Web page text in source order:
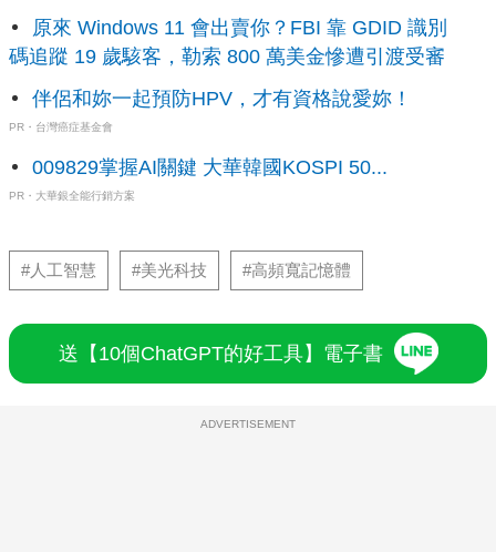
原來 Windows 11 會出賣你？FBI 靠 GDID 識別
碼追蹤 19 歲駭客，勒索 800 萬美金慘遭引渡受審
伴侶和妳一起預防HPV，才有資格說愛妳！
PR・台灣癌症基金會
009829掌握AI關鍵 大華韓國KOSPI 50...
PR・大華銀全能行銷方案
#人工智慧 #美光科技 #高頻寬記憶體
送【10個ChatGPT的好工具】電子書
ADVERTISEMENT